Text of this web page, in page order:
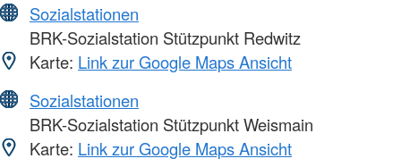
Sozialstationen
BRK-Sozialstation Stützpunkt Redwitz
Karte: Link zur Google Maps Ansicht
Sozialstationen
BRK-Sozialstation Stützpunkt Weismain
Karte: Link zur Google Maps Ansicht